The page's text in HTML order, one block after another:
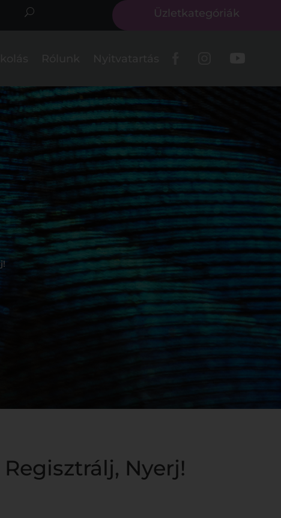
Üzletkategóriák
Nyerj!